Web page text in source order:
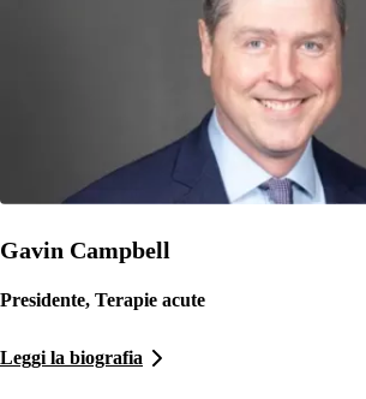
Gavin Campbell
Presidente, Terapie acute
Leggi la biografia